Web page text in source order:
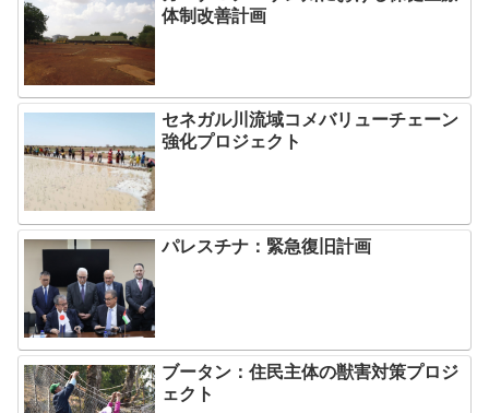
体制改善計画
セネガル川流域コメバリューチェーン
強化プロジェクト
パレスチナ：緊急復旧計画
ブータン：住民主体の獣害対策プロジ
ェクト